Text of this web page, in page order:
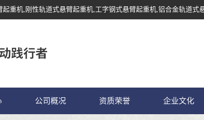
起重机,刚性轨道式悬臂起重机,工字钢式悬臂起重机,铝合金轨道式
公司概况 资质荣誉 企业文化